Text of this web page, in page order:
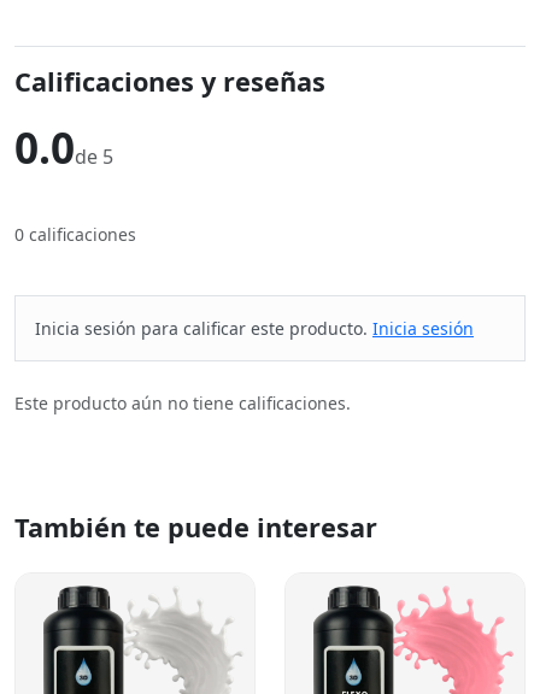
Calificaciones y reseñas
0.0de 5
0 calificaciones
Inicia sesión para calificar este producto. Inicia sesión
Este producto aún no tiene calificaciones.
También te puede interesar